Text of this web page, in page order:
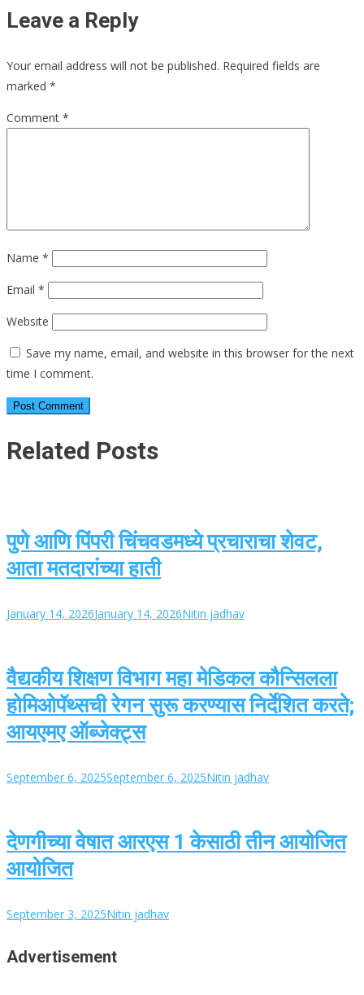
Leave a Reply
Your email address will not be published. Required fields are
marked *
Comment *
Name *
Email *
Website
Save my name, email, and website in this browser for the next
time I comment.
Related Posts
पुणे आणि पिंपरी चिंचवडमध्ये प्रचाराचा शेवट,
आता मतदारांच्या हाती
January 14, 2026January 14, 2026Nitin jadhav
वैद्यकीय शिक्षण विभाग महा मेडिकल कौन्सिलला
होमिओपॅथ्सची रेगन सुरू करण्यास निर्देशित करते;
आयएमए ऑब्जेक्ट्स
September 6, 2025September 6, 2025Nitin jadhav
देणगीच्या वेषात आरएस 1 केसाठी तीन आयोजित
आयोजित
September 3, 2025Nitin jadhav
Advertisement